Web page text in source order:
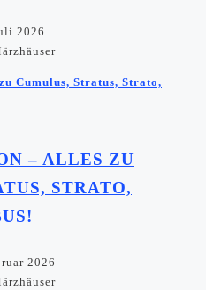
2026
– ALLES ZU
STRATO,
2026